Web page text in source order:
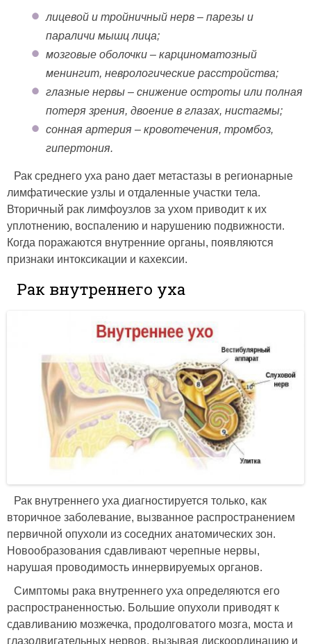
лицевой и тройничный нерв – парезы и
параличи мышц лица;
мозговые оболочки – карциноматозный
менингит, неврологические расстройства;
глазные нервы – снижение остроты или полная
потеря зрения, двоение в глазах, нистагмы;
сонная артерия – кровотечения, тромбоз,
гипертония.
Рак среднего уха рано дает метастазы в регионарные
лимфатические узлы и отдаленные участки тела.
Вторичный рак лимфоузлов за ухом приводит к их
уплотнению, воспалению и нарушению подвижности.
Когда поражаются внутренние органы, появляются
признаки интоксикации и кахексии.
Рак внутреннего уха
Рак внутреннего уха диагностируется только, как
вторичное заболевание, вызванное распространением
первичной опухоли из соседних анатомических зон.
Новообразования сдавливают черепные нервы,
нарушая проводимость иннервируемых органов.
Симптомы рака внутреннего уха определяются его
распространенностью. Большие опухоли приводят к
сдавливанию мозжечка, продолговатого мозга, моста и
глазодвигательных нервов, вызывая дискоординацию и